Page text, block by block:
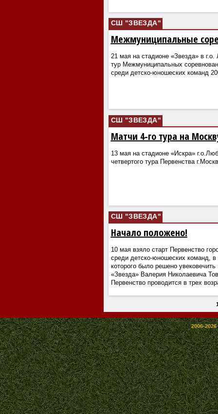
СШ "ЗВЕЗДА"
Межмуниципальные
21 мая на стадионе «Звезда» в
тур Межмуниципальных
среди детско-юношеских команд
СШ "ЗВЕЗДА"
Матчи 4-го тура на
13 мая на стадионе «Искра»
четвертого тура Первенства
СШ "ЗВЕЗДА"
Начало положено!
10 мая взяло старт Первенство
среди детско-юношеских команд,
которого было решено
«Звезда» Валерия Николаевича
Первенство проводится в трех
2006-